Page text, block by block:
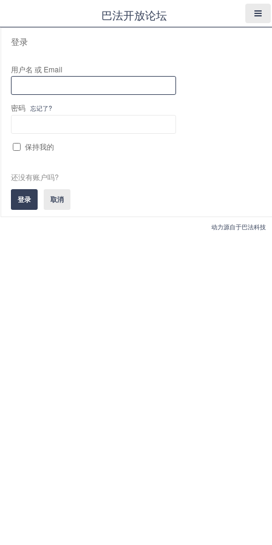
巴法开放论坛
登录
用户名 或 Email
密码 忘记了?
保持我的
还没有账户吗?
动力源自于巴法科技